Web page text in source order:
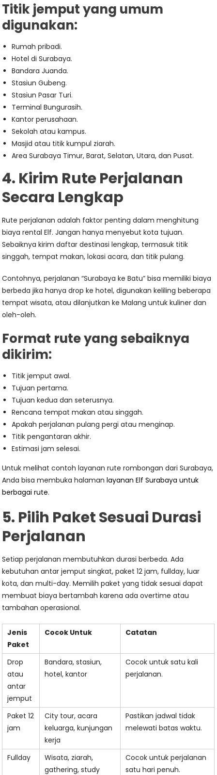
Titik jemput yang umum
digunakan:
Rumah pribadi.
Hotel di Surabaya.
Bandara Juanda.
Stasiun Gubeng.
Stasiun Pasar Turi.
Terminal Bungurasih.
Kantor perusahaan.
Sekolah atau kampus.
Masjid atau titik kumpul ziarah.
Area Surabaya Timur, Barat, Selatan, Utara, dan Pusat.
4. Kirim Rute Perjalanan
Secara Lengkap
Rute perjalanan adalah faktor penting dalam menghitung
biaya rental Elf. Jangan hanya menyebut kota tujuan.
Sebaiknya kirim daftar destinasi lengkap, termasuk titik
singgah, tempat makan, lokasi acara, dan titik pulang.
Contohnya, perjalanan “Surabaya ke Batu” bisa memiliki biaya
berbeda jika hanya drop ke hotel, digunakan keliling beberapa
tempat wisata, atau dilanjutkan ke Malang untuk kuliner dan
oleh-oleh.
Format rute yang sebaiknya
dikirim:
Titik jemput awal.
Tujuan pertama.
Tujuan kedua dan seterusnya.
Rencana tempat makan atau singgah.
Apakah perjalanan pulang pergi atau menginap.
Titik pengantaran akhir.
Estimasi jam selesai.
Untuk melihat contoh layanan rute rombongan dari Surabaya,
Anda bisa membuka halamanlayanan Elf Surabaya untuk
berbagai rute.
5. Pilih Paket Sesuai Durasi
Perjalanan
Setiap perjalanan membutuhkan durasi berbeda. Ada
kebutuhan antar jemput singkat, paket 12 jam, fullday, luar
kota, dan multi-day. Memilih paket yang tidak sesuai dapat
membuat biaya bertambah karena ada overtime atau
tambahan operasional.
Jenis
Paket
Cocok Untuk Catatan
Drop
atau
antar
jemput
Bandara, stasiun,
hotel, kantor
Cocok untuk satu kali
perjalanan.
Paket 12
jam
City tour, acara
keluarga, kunjungan
kerja
Pastikan jadwal tidak
melewati batas waktu.
Fullday
Wisata, ziarah,
gathering, study
Cocok untuk perjalanan
satu hari penuh.